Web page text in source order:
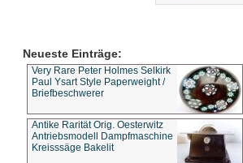
Neueste Einträge:
Very Rare Peter Holmes Selkirk
Paul Ysart Style Paperweight /
Briefbeschwerer
Antike Rarität Orig. Oesterwitz
Antriebsmodell Dampfmaschine
Kreisssäge Bakelit